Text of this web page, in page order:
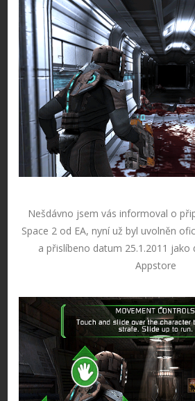
Nešdávno jsem vás informoval o
Space 2 od EA, nyní už byl uvolněn
a přislíbeno datum 25.1.2011 jako
Appstore